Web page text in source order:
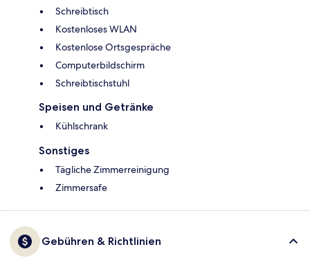
Schreibtisch
Kostenloses WLAN
Kostenlose Ortsgespräche
Computerbildschirm
Schreibtischstuhl
Speisen und Getränke
Kühlschrank
Sonstiges
Tägliche Zimmerreinigung
Zimmersafe
Gebühren & Richtlinien